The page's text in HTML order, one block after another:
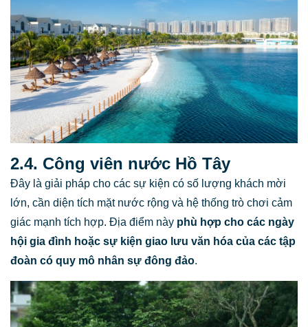
2.4. Công viên nước Hồ Tây
Đây là giải pháp cho các sự kiện có số lượng khách mời
lớn, cần diện tích mặt nước rộng và hệ thống trò chơi cảm
giác mạnh tích hợp. Địa điểm này phù hợp cho các ngày
hội gia đình hoặc sự kiện giao lưu văn hóa của các tập
đoàn có quy mô nhân sự đông đảo.